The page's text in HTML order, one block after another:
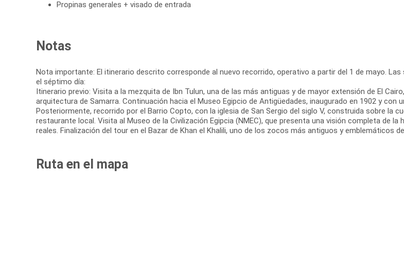
Propinas generales + visado de entrada
Notas
Nota importante: El itinerario descrito corresponde al nuevo recorrido, operativo a partir del 1 de mayo.
el séptimo día:
Itinerario previo: Visita a la mezquita de Ibn Tulun, una de las más antiguas y de mayor extensión de El
arquitectura de Samarra. Continuación hacia el Museo Egipcio de Antigüedades, inaugurado en 1902 y
Posteriormente, recorrido por el Barrio Copto, con la iglesia de San Sergio del siglo V, construida sobre la
restaurante local. Visita al Museo de la Civilización Egipcia (NMEC), que presenta una visión completa de
reales. Finalización del tour en el Bazar de Khan el Khalili, uno de los zocos más antiguos y emblemáticos
Ruta en el mapa